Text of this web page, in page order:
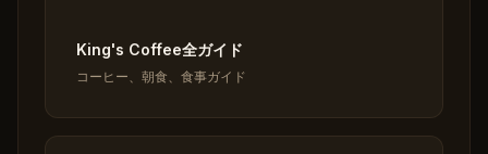
King's Coffee全ガイド
コーヒー、朝食、食事ガイド